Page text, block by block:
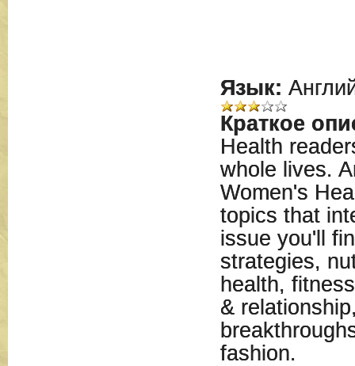
Язык:
Краткое
Health
whole lives.
Women's
topics that
issue you'll
strategies,
health,
&
fashion.